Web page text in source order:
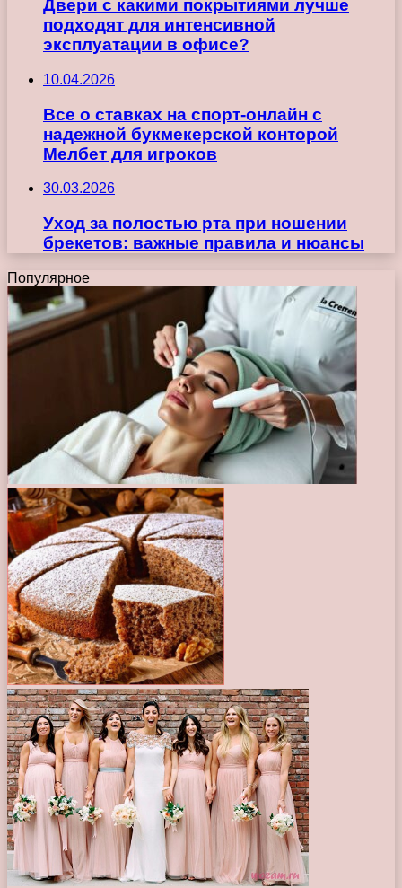
Двери с какими покрытиями лучше
подходят для интенсивной
эксплуатации в офисе?
10.04.2026
Все о ставках на спорт-онлайн с
надежной букмекерской конторой
Мелбет для игроков
30.03.2026
Уход за полостью рта при ношении
брекетов: важные правила и нюансы
Популярное